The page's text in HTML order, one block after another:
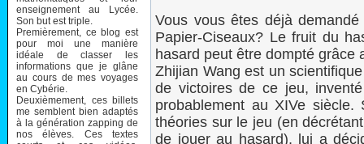
enseignement au Lycée.
Son but est triple.
Premièrement, ce blog est
pour moi une manière
idéale de classer les
informations que je glâne
au cours de mes voyages
en Cybérie.
Deuxièmement, ces billets
me semblent bien adaptés
à la génération zapping de
nos élèves. Ces textes
Vous vous êtes déjà
Papier-Ciseaux? Le fruit du
hasard peut être dompté grâce
Zhijian Wang est un
de victoires de ce jeu,
probablement au XIVe
théories sur le jeu (en
de jouer au hasard), lui a